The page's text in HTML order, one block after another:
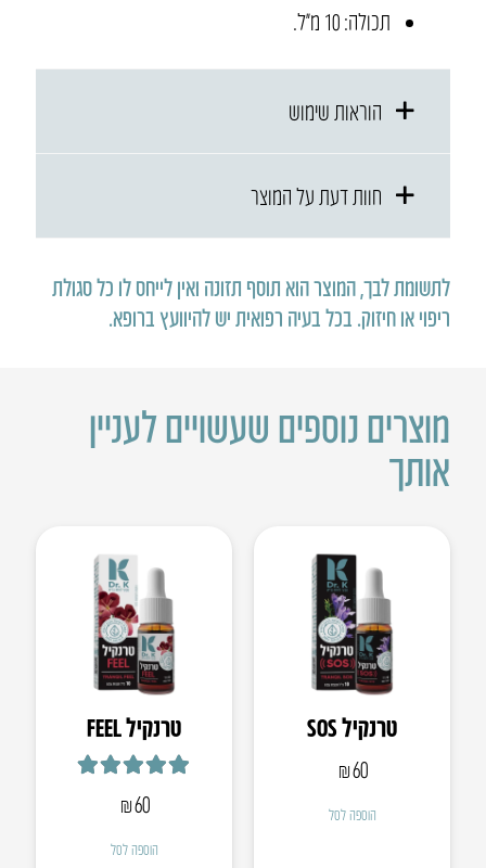
תכולה: 10 מ״ל.
הוראות שימוש
חוות דעת על המוצר
לתשומת לבך, המוצר הוא תוסף תזונה ואין לייחס לו כל סגולת
ריפוי או חיזוק. בכל בעיה רפואית יש להיוועץ ברופא.
מוצרים נוספים שעשויים לעניין
אותך
טרנקיל SOS
₪60
הוספה לסל
טרנקיל FEEL
₪60
הוספה לסל